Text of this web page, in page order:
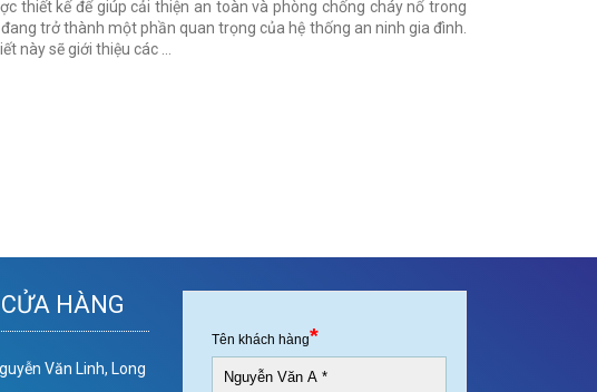
thiết kế để giúp cải thiện an toàn và phòng chống cháy nổ trong
trở thành một phần quan trọng của hệ thống an ninh gia đình.
này sẽ giới thiệu các …
HÀNG
Văn Linh, Long